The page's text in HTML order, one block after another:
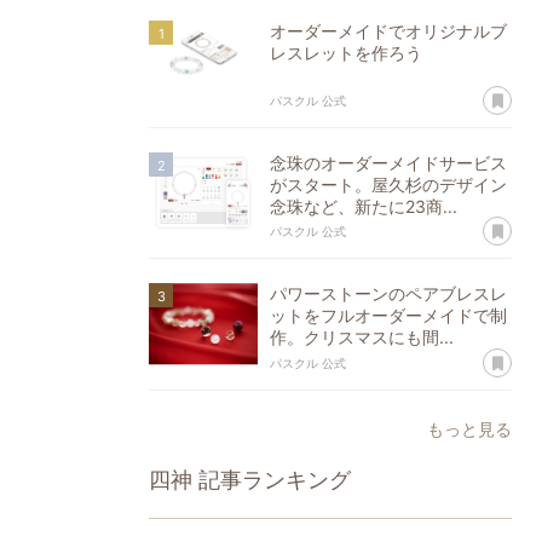
オーダーメイドでオリジナルブ
レスレットを作ろう
パスクル 公式 あ
念珠のオーダーメイドサービス
がスタート。屋久杉のデザイン
念珠など、新たに23商...
パスクル 公式 あ
パワーストーンのペアブレスレ
ットをフルオーダーメイドで制
作。クリスマスにも間...
パスクル 公式 あ
もっと見る
四神 記事ランキング